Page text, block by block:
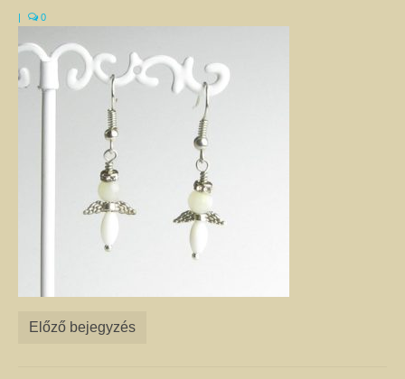
vannak kivételek, amikor az adott csakrához két különböző kő is kapcsolható.
Ilyen pl. a Szívcsakra, amelyhez a zöld aventurin épp olyan jó, mint a
rózsakvarc, a szeretet kristály. A csakrák leírását itt olvashatja.
Féldrágakő ékszer
Ezen az oldalon csak olyan egyedi kézműves féldrágakő ékszer található,
amelyet valódi ásványok, féldrágakövek, illetve kristályok felhasználásával
készítettem. Az ékszerek megalkotása során a színek és a formák
kombinációjával igyekeztem egyedi összhatást elérni.
A nyakláncok, medálok, karkötők, fülbevalók harmonizálnak viselőik színes,
különleges egyéniségével, és még a legegyszerűbb ruhát is feldobják. Az
ékszerek alapanyagául szolgáló ásványokról úgy tartják, hogy gyógyító
kövek, és mint ilyenek, jótékony hatással lehetnek a testre és a lélekre. Az
ásványoknak tulajdonított pozitív hatásokról itt talál leírást. Célszerű az
szépségük, egyediségük és gyógyító hatásuk. Az szett elemeit az egyes
találja. Nem csak önmagának adhat harmóniát! Szeretteit is
0
Előző bejegyzés